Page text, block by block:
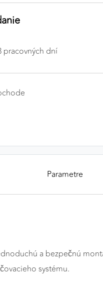
pracovných dní
Parametre
a bezpečnú
systému.